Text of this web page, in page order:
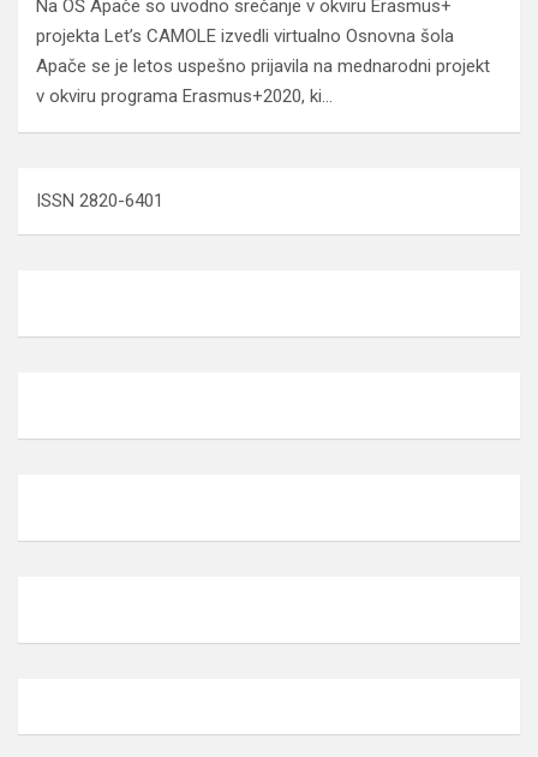
Na OŠ Apače so uvodno srečanje v okviru Erasmus+
projekta Let’s CAMOLE izvedli virtualno Osnovna šola
Apače se je letos uspešno prijavila na mednarodni projekt
v okviru programa Erasmus+2020, ki…
ISSN 2820-6401